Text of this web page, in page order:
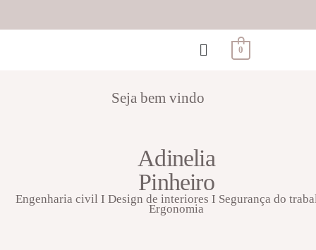
0
Seja bem vindo
Adinelia
Pinheiro
Engenharia civil I Design de interiores I Segurança do
Ergonomia